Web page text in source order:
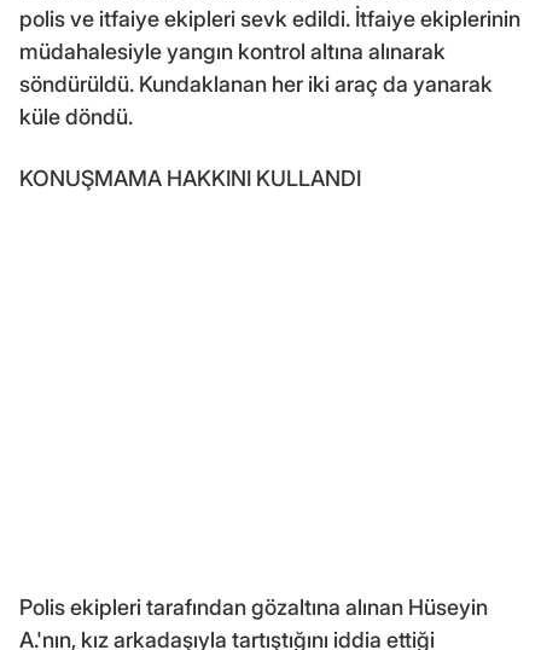
polis ve itfaiye ekipleri sevk edildi. İtfaiye ekiplerinin
müdahalesiyle yangın kontrol altına alınarak
söndürüldü. Kundaklanan her iki araç da yanarak
küle döndü.
KONUŞMAMA HAKKINI KULLANDI
Polis ekipleri tarafından gözaltına alınan Hüseyin
A.'nın, kız arkadaşıyla tartıştığını iddia ettiği